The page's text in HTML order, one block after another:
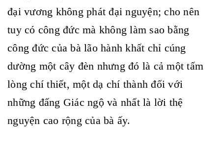
đại vương không phát đại nguyện; cho nên
tuy có công đức mà không làm sao bằng
công đức của bà lão hành khất chỉ cúng
dường một cây đèn nhưng đó là cả một tấm
lòng chí thiết, một dạ chí thành đối với
những đấng Giác ngộ và nhất là lời thệ
nguyện cao rộng của bà ấy.